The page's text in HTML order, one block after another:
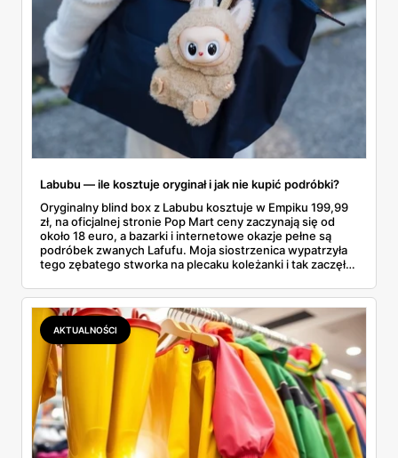
Labubu — ile kosztuje oryginał i jak nie kupić podróbki?
Oryginalny blind box z Labubu kosztuje w Empiku 199,99
zł, na oficjalnej stronie Pop Mart ceny zaczynają się od
około 18 euro, a bazarki i internetowe okazje pełne są
podróbek zwanych Lafufu. Moja siostrzenica wypatrzyła
tego zębatego stworka na plecaku koleżanki i tak zaczęło
kosztuje i po czym poznać, że sprzedawca nie wciska nam
podróbki. Spisałam wszystko, czego się dowiedziałam —
łącznie z jedną wpadką, o której za chwilę.
AKTUALNOŚCI